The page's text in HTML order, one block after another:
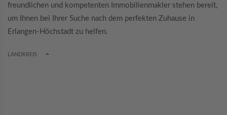
freundlichen und kompetenten Immobilienmakler stehen bereit,
um Ihnen bei Ihrer Suche nach dem perfekten Zuhause in
Erlangen-Höchstadt zu helfen.
LANDKREIS TOGGLE DROPDOWN